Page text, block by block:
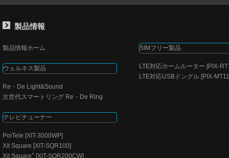
製品情報
製品情報ホーム
ウェルネス製品
Re・De Light&Sound
次世代スマートリング Re・De Ring
テレビチューナー
PoiTele [XIT-3000WP]
Xit Square [XIT-SQR100]
Xit Square+ [XIT-SQR200CW]
SIMフリー製品
LTE対応ホームルーター [PIX-
LTE対応USBドングル [PIX-